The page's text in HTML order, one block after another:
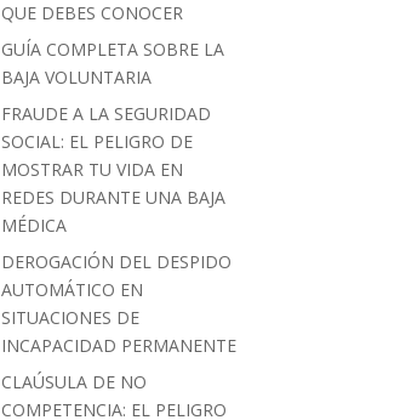
QUE DEBES CONOCER
GUÍA COMPLETA SOBRE LA
BAJA VOLUNTARIA
FRAUDE A LA SEGURIDAD
SOCIAL: EL PELIGRO DE
MOSTRAR TU VIDA EN
REDES DURANTE UNA BAJA
MÉDICA
DEROGACIÓN DEL DESPIDO
AUTOMÁTICO EN
SITUACIONES DE
INCAPACIDAD PERMANENTE
CLAÚSULA DE NO
COMPETENCIA: EL PELIGRO